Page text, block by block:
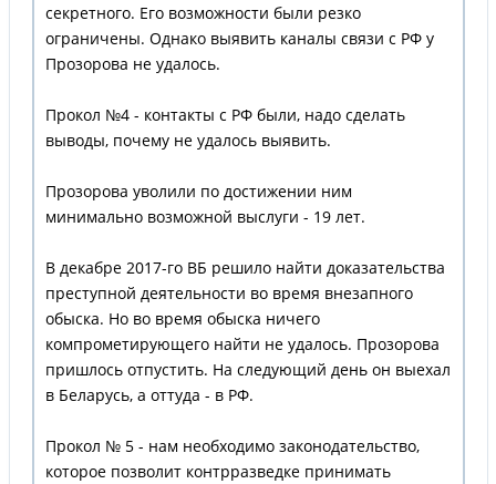
секретного. Его возможности были резко
ограничены. Однако выявить каналы связи с РФ у
Прозорова не удалось.
Прокол №4 - контакты с РФ были, надо сделать
выводы, почему не удалось выявить.
Прозорова уволили по достижении ним
минимально возможной выслуги - 19 лет.
В декабре 2017-го ВБ решило найти доказательства
преступной деятельности во время внезапного
обыска. Но во время обыска ничего
компрометирующего найти не удалось. Прозорова
пришлось отпустить. На следующий день он выехал
в Беларусь, а оттуда - в РФ.
Прокол № 5 - нам необходимо законодательство,
которое позволит контрразведке принимать